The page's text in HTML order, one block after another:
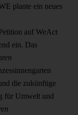
plante ein neues
auf WeAct
ein. Das
die zukünftige
für Umwelt und